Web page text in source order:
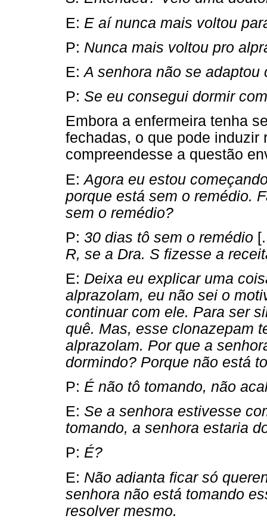
E: E aí nunca mais voltou
P: Nunca mais voltou pro
E:A senhora não se
P: Se eu consegui dormir
Embora a enfermeira tenha
fechadas, o que pode
compreendesse a questão
E:Agora eu estou
porque está sem o remédio.
sem o remédio?
P: 30 dias tô sem o remédio
R, se a Dra. S fizesse a
E: Deixa eu explicar uma
alprazolam, eu não sei o
continuar com ele. Para ser
quê. Mas, esse clonazepam
alprazolam. Por que a
dormindo? Porque não está
P: É não tô tomando, não
E: Se a senhora estivesse
tomando, a senhora estaria
P: É?
E: Não adianta ficar só
senhora não está tomando
resolver mesmo.